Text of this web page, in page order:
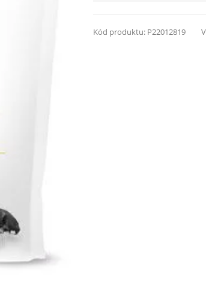
Kód produktu: P22012819